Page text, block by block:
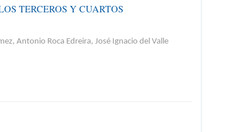
TERCEROS Y CUARTOS
Antonio Roca Edreira, José Ignacio del Valle